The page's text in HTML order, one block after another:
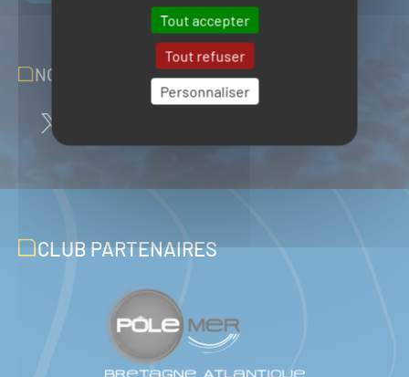
Tout accepter
Tout refuser
Personnaliser
NOUS SUIVRE SUR LES RÉSEAUX
CLUB PARTENAIRES